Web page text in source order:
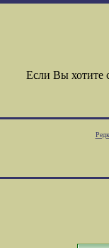
Если Вы хотите